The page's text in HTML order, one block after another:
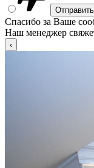
Спасибо за Ваше
Наш менеджер